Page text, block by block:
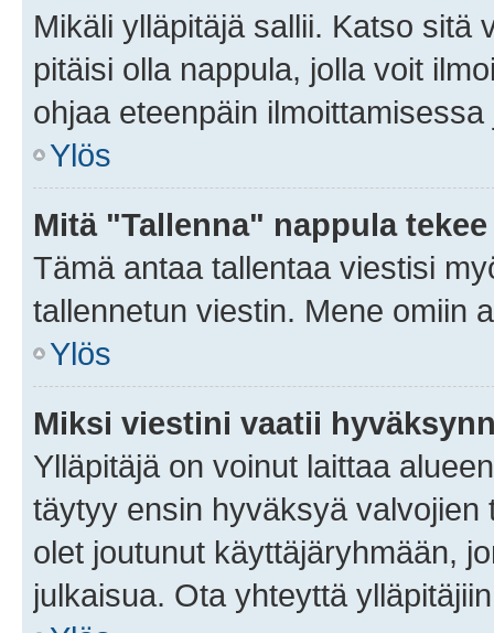
Mikäli ylläpitäjä sallii. Katso sitä
pitäisi olla nappula, jolla voit
ohjaa eteenpäin
Ylös
Mitä "Tallenna" nappula
Tämä antaa tallentaa viestisi
tallennetun viestin. Mene omiin
Ylös
Miksi viestini vaatii
Ylläpitäjä on voinut laittaa
täytyy ensin hyväksyä
olet joutunut käyttäjäryhmään,
julkaisua. Ota yhteyttä